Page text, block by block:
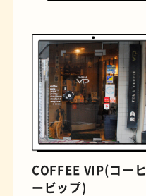
COFFEE VIP(コーヒ
ービップ)